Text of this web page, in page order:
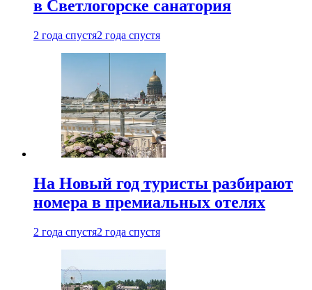
в Светлогорске санатория
2 года спустя2 года спустя
На Новый год туристы разбирают
номера в премиальных отелях
2 года спустя2 года спустя